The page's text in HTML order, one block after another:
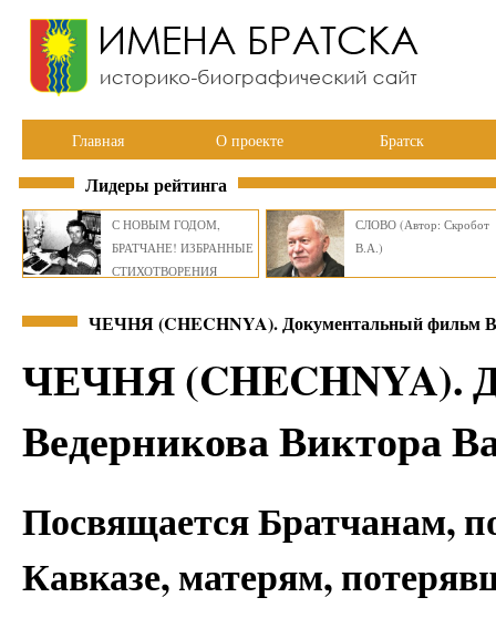
Главная О проекте Братск
Лидеры рейтинга
С НОВЫМ ГОДОМ,
БРАТЧАНЕ! ИЗБРАННЫЕ
СТИХОТВОРЕНИЯ
СЛОВО (Автор: Скробот
В.А.)
ЧЕЧНЯ (CHECHNYA). Документальный фильм
ЧЕЧНЯ (CHECHNYA).
Ведерникова Виктора
Посвящается Братчанам,
Кавказе, матерям,